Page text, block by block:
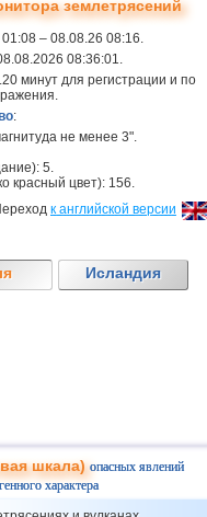
землетрясений
– 08.08.26 08:16.
08:36:01.
минут для регистрации и по
:
не менее 3".
5.
красный цвет): 156.
к английской версии
Исландия
шкала)опасных явлений
характера